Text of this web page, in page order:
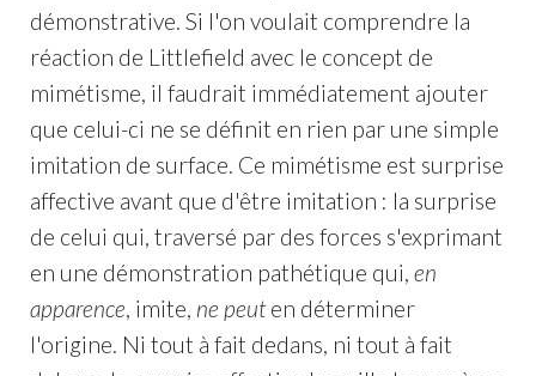
démonstrative. Si l'on voulait comprendre la
réaction de Littlefield avec le concept de
mimétisme, il faudrait immédiatement ajouter
que celui-ci ne se définit en rien par une simple
imitation de surface. Ce mimétisme est surprise
affective avant que d'être imitation : la surprise
de celui qui, traversé par des forces s'exprimant
en une démonstration pathétique qui, en
apparence, imite, ne peuten déterminer
l'origine. Ni tout à fait dedans, ni tout à fait